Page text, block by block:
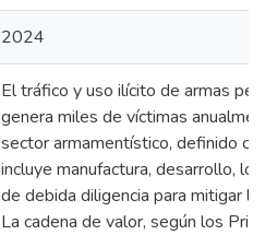
2024
El tráfico y uso ilícito de armas
genera miles de víctimas
sector armamentístico, definido
incluye manufactura, desarrollo,
de debida diligencia para mitigar
La cadena de valor, según los